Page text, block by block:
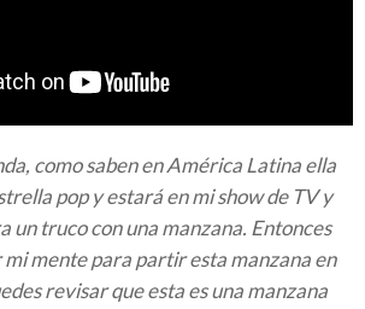
como saben en América Latina ella
pop y estará en mi show de TV y
un truco con una manzana. Entonces
mente para partir esta manzana en
revisar que esta es una manzana